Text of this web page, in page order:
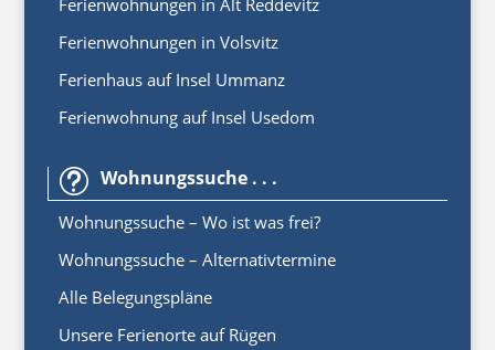
Ferienwohnungen in Alt Reddevitz
Ferienwohnungen in Volsvitz
Ferienhaus auf Insel Ummanz
Ferienwohnung auf Insel Usedom
t Wohnungssuche . . .
Wohnungssuche – Wo ist was frei?
Wohnungssuche – Alternativtermine
Alle Belegungspläne
Unsere Ferienorte auf Rügen